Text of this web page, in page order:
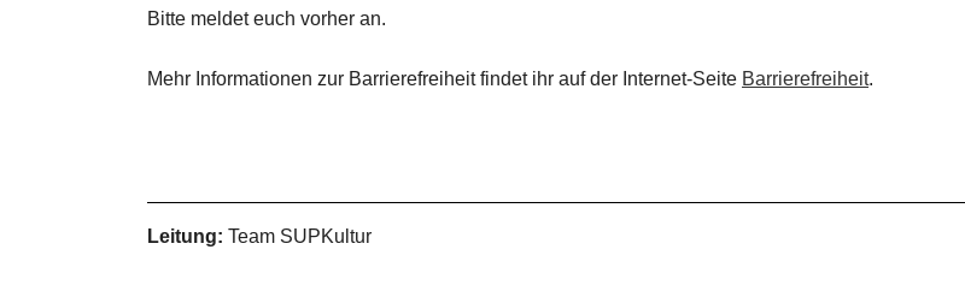
Bitte meldet euch vorher an.
Mehr Informationen zur Barrierefreiheit findet ihr auf der Internet-Seite Barrierefreiheit.
Leitung: Team SUPKultur